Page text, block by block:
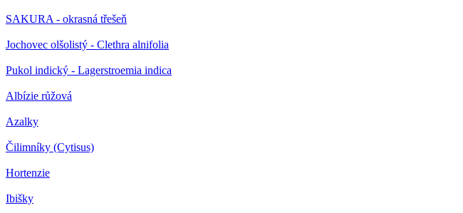
SAKURA - okrasná třešeň
Jochovec olšolistý - Clethra alnifolia
Pukol indický - Lagerstroemia indica
Albízie růžová
Azalky
Čilimníky (Cytisus)
Hortenzie
Ibišky